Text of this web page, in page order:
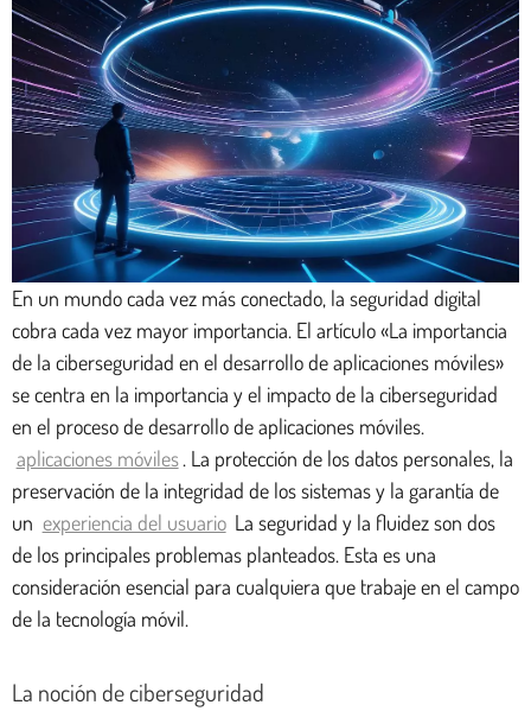
En un mundo cada vez más conectado, la seguridad digital
cobra cada vez mayor importancia. El artículo «La importancia
de la ciberseguridad en el desarrollo de aplicaciones móviles»
se centra en la importancia y el impacto de la ciberseguridad
en el proceso de desarrollo de aplicaciones móviles.
aplicaciones móviles . La protección de los datos personales, la
preservación de la integridad de los sistemas y la garantía de
un experiencia del usuario La seguridad y la fluidez son dos
de los principales problemas planteados. Esta es una
consideración esencial para cualquiera que trabaje en el campo
de la tecnología móvil.
La noción de ciberseguridad